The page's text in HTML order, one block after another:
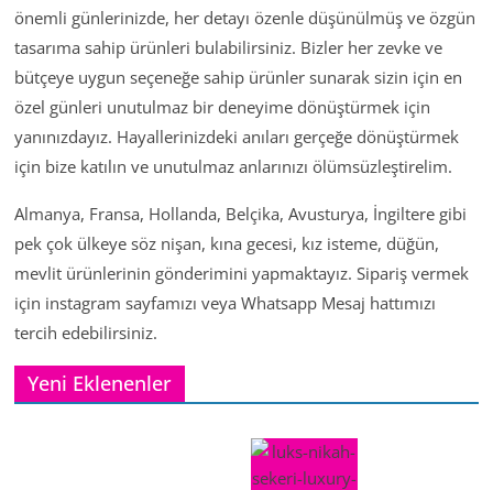
önemli günlerinizde, her detayı özenle düşünülmüş ve özgün
tasarıma sahip ürünleri bulabilirsiniz. Bizler her zevke ve
bütçeye uygun seçeneğe sahip ürünler sunarak sizin için en
özel günleri unutulmaz bir deneyime dönüştürmek için
yanınızdayız. Hayallerinizdeki anıları gerçeğe dönüştürmek
için bize katılın ve unutulmaz anlarınızı ölümsüzleştirelim.
Almanya, Fransa, Hollanda, Belçika, Avusturya, İngiltere gibi
pek çok ülkeye söz nişan, kına gecesi, kız isteme, düğün,
mevlit ürünlerinin gönderimini yapmaktayız. Sipariş vermek
için instagram sayfamızı veya Whatsapp Mesaj hattımızı
tercih edebilirsiniz.
Yeni Eklenenler